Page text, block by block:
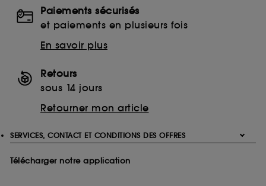
Paiements sécurisés
et paiements en plusieurs fois
En savoir plus
Retours
sous 14 jours
Retourner mon article
SERVICES, CONTACT ET CONDITIONS DES OFFRES
Télécharger notre application